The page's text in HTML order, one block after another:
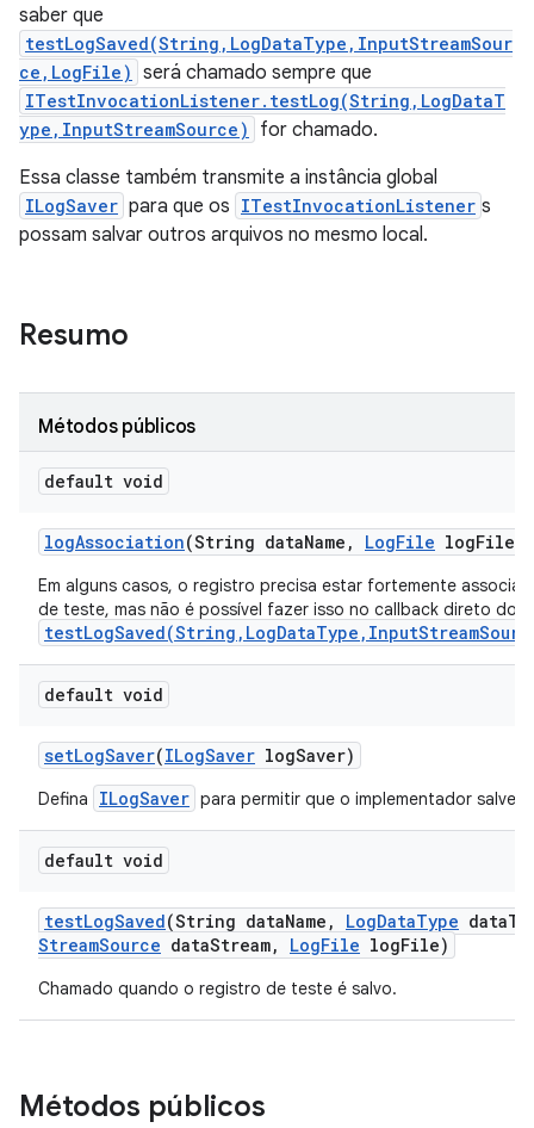
saber que
testLogSaved(String,LogDataType,InputStreamSour
ce,LogFile) será chamado sempre que
ITestInvocationListener.testLog(String,LogDataT
ype,InputStreamSource)
for chamado.
Essa classe também transmite a instância global
ILogSaver para que os ITestInvocationListener s
possam salvar outros arquivos no mesmo local.
Resumo
Métodos públicos
default void
logAssociation(String dataName , LogFile logFile)
Em alguns casos, o registro precisa estar fortemente
de teste, mas não é possível fazer isso no callback direto do
default void
setLogSaver(ILogSaver logSaver)
Defina ILogSaver para permitir que o implementador salve
default void
testLogSaved(String dataName , LogDataType data
StreamSource dataStream, LogFile logFile)
Chamado quando o registro de teste é salvo.
Métodos públicos